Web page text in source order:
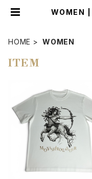
WOMEN |
HOME WOMEN
ITEM